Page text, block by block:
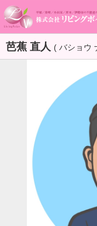
芭蕉 直人 ( バショウ